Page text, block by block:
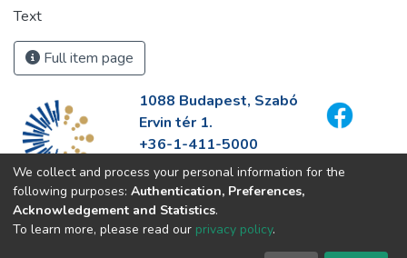
Text
Full item page
1088 Budapest, Szabó
Ervin tér 1.
+36-1-411-5000
info@fszek.hu
https://fszek.hu
We collect and process your personal information for the
following purposes: Authentication, Preferences,
Acknowledgement and Statistics.
To learn more, please read our privacy policy.